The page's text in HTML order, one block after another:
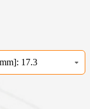
17.3